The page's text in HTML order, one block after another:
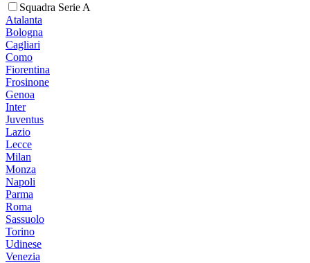
Squadra Serie A
Atalanta
Bologna
Cagliari
Como
Fiorentina
Frosinone
Genoa
Inter
Juventus
Lazio
Lecce
Milan
Monza
Napoli
Parma
Roma
Sassuolo
Torino
Udinese
Venezia